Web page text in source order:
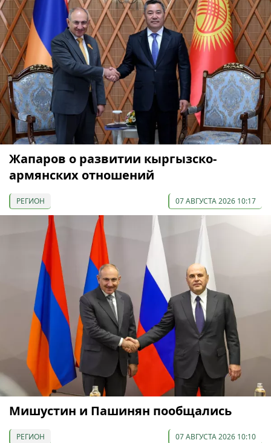
Жапаров о развитии кыргызско-
армянских отношений
РЕГИОН 07 АВГУСТА 2026 10:17
Мишустин и Пашинян пообщались
РЕГИОН 07 АВГУСТА 2026 10:10